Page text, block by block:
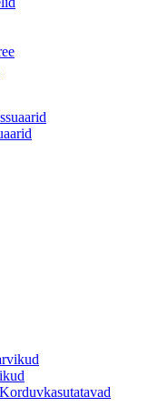
Korduvkasutatavad